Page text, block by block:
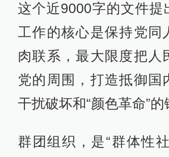
这个近9000字的文件提
工作的核心是保持党同
肉联系，最大限度把人
党的周围，打造抵御国
干扰破坏和“颜色革命”的
群团组织，是“群体性